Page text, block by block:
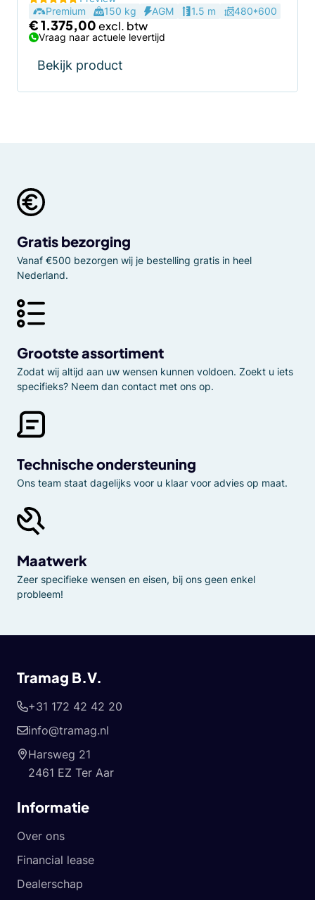
Premium
150 kg AGM 1.5 m 480*600
€1.375,00
Vraag naar actuele levertijd
Bekijk product
Gratis bezorging
Vanaf €500 bezorgen wij je bestelling gratis in heel
Nederland.
Grootste assortiment
Zodat wij altijd aan uw wensen kunnen voldoen. Zoekt u iets
specifieks? Neem dan contact met ons op.
Technische ondersteuning
Ons team staat dagelijks voor u klaar voor advies op maat.
Maatwerk
Zeer specifieke wensen en eisen, bij ons geen enkel
probleem!
Tramag B.V.
+31 172 42 42 20
info@tramag.nl
Harsweg 21
2461 EZ Ter Aar
Informatie
Over ons
Financial lease
Dealerschap